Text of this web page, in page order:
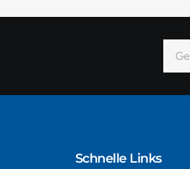
Mail
Schnelle Links